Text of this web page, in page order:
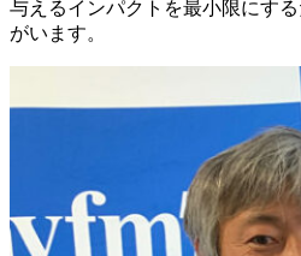
与えるインパクトを最小限にす
がいます。